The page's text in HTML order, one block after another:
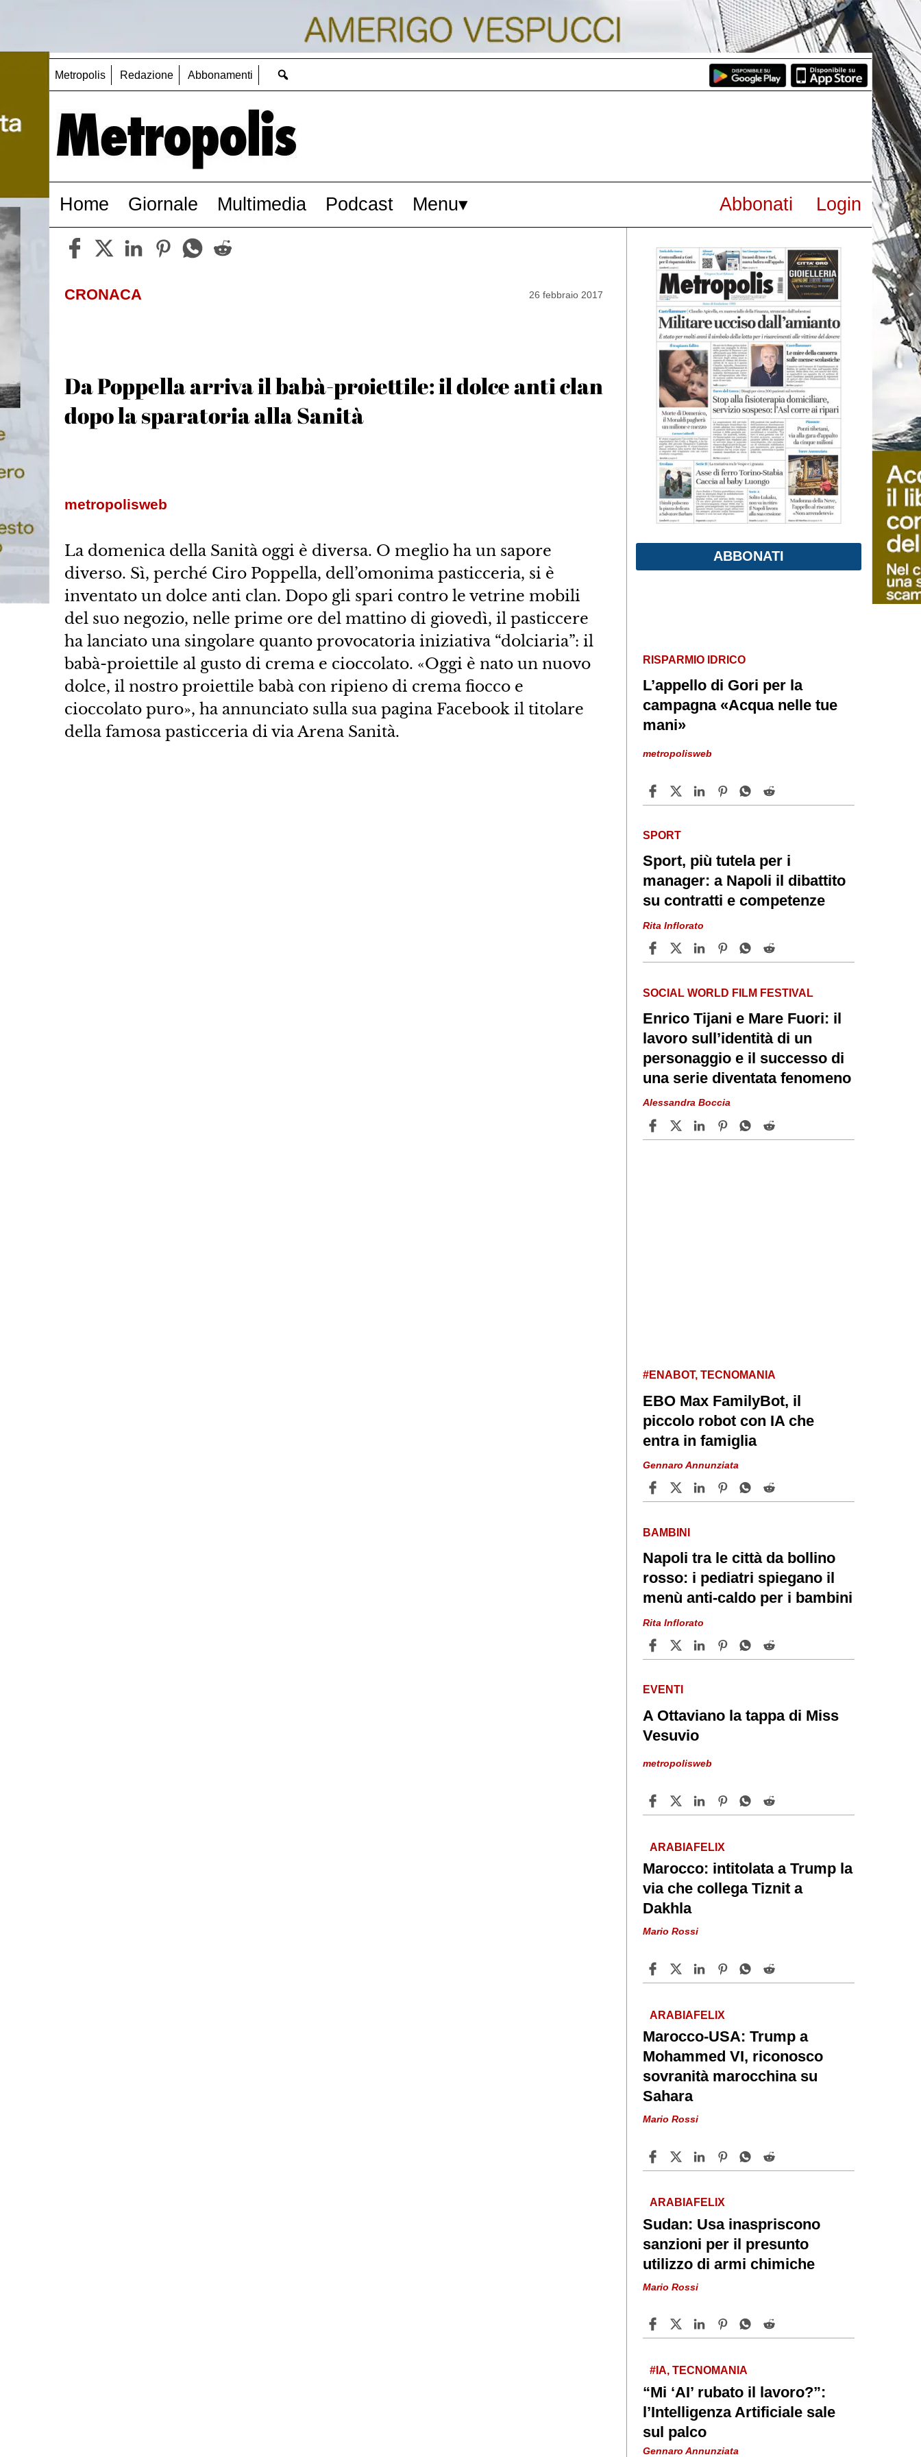
Metropolis Redazione Abbonamenti
Home Giornale Multimedia Podcast Menu Abbonati Login
CRONACA 26 febbraio 2017
Da Poppella arriva il babà-proiettile: il dolce anti clan
dopo la sparatoria alla Sanità
metropolisweb
La domenica della Sanità oggi è diversa. O meglio ha un sapore
diverso. Sì, perché Ciro Poppella, dell’omonima pasticceria, si è
inventato un dolce anti clan. Dopo gli spari contro le vetrine mobili
del suo negozio, nelle prime ore del mattino di giovedì, il pasticcere
ha lanciato una singolare quanto provocatoria iniziativa “dolciaria”: il
babà-proiettile al gusto di crema e cioccolato. «Oggi è nato un nuovo
dolce, il nostro proiettile babà con ripieno di crema fiocco e
cioccolato puro», ha annunciato sulla sua pagina Facebook il titolare
della famosa pasticceria di via Arena Sanità.
ABBONATI
RISPARMIO IDRICO
L’appello di Gori per la
campagna «Acqua nelle tue
mani»
metropolisweb
SPORT
Sport, più tutela per i
manager: a Napoli il dibattito
su contratti e competenze
Rita Inflorato
SOCIAL WORLD FILM FESTIVAL
Enrico Tijani e Mare Fuori: il
lavoro sull’identità di un
personaggio e il successo di
una serie diventata fenomeno
Alessandra Boccia
#ENABOT, TECNOMANIA
EBO Max FamilyBot, il
piccolo robot con IA che
entra in famiglia
Gennaro Annunziata
BAMBINI
Napoli tra le città da bollino
rosso: i pediatri spiegano il
menù anti-caldo per i bambini
Rita Inflorato
EVENTI
A Ottaviano la tappa di Miss
Vesuvio
metropolisweb
ARABIAFELIX
Marocco: intitolata a Trump la
via che collega Tiznit a
Dakhla
Mario Rossi
ARABIAFELIX
Marocco-USA: Trump a
Mohammed VI, riconosco
sovranità marocchina su
Sahara
Mario Rossi
ARABIAFELIX
Sudan: Usa inaspriscono
sanzioni per il presunto
utilizzo di armi chimiche
Mario Rossi
#IA, TECNOMANIA
“Mi ‘AI’ rubato il lavoro?”:
l’Intelligenza Artificiale sale
sul palco
Gennaro Annunziata